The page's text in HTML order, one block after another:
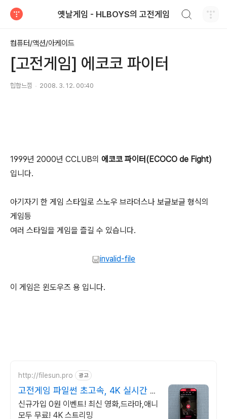
옛날게임 - HLBOYS의 고전게임
컴퓨터/액션/아케이드
[고전게임] 에코코 파이터
힙합느낌 2008. 3. 12. 00:40
1999년 2000년 CCLUB의 에코코 파이터(ECOCO de Fight)
입니다.
아기자기 한 게임 스타일로 스노우 브라더스나 보글보글 형식의
게임등
여러 스타일을 게임을 즐길 수 있습니다.
invalid-file
이 게임은 윈도우즈 용 입니다.
http://filesun.pro 광고
고전게임 파일썬 초고속, 4K 실시간 보
기!
신규가입 0원 이벤트! 최신 영화,드라마,애니
모두 무료! 4K 스트리밍